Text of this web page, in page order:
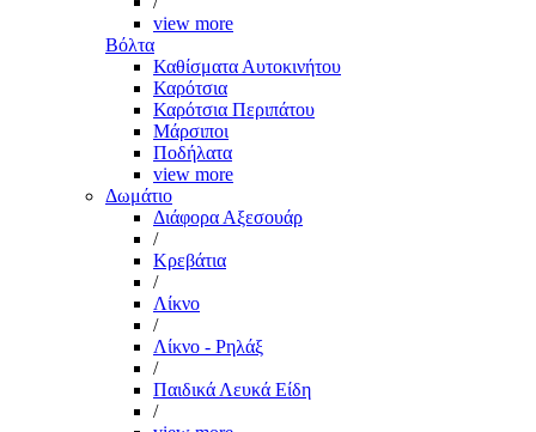
view more
Βόλτα
Καθίσματα Αυτοκινήτου
Καρότσια
Καρότσια Περιπάτου
Μάρσιποι
Ποδήλατα
view more
Δωμάτιο
Διάφορα Αξεσουάρ
/
Κρεβάτια
/
Λίκνο
/
Λίκνο - Ρηλάξ
/
Παιδικά Λευκά Είδη
/